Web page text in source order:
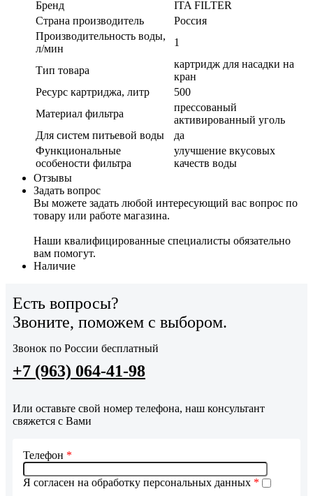
Бренд
ITA FILTER
Страна производитель
Россия
Производительность воды,
л/мин
1
Тип товара
картридж для насадки на
кран
Ресурс картриджа, литр
500
Материал фильтра
прессованый
активированный уголь
Для систем питьевой воды
да
Функциональные
особености фильтра
улучшение вкусовых
качеств воды
Отзывы
Задать вопрос
Вы можете задать любой интересующий вас вопрос по
товару или работе магазина.
Наши квалифицированные специалисты обязательно
вам помогут.
Наличие
Есть вопросы?
Звоните, поможем с выбором.
Звонок по России бесплатный
+7 (963) 064-41-98
Или оставьте свой номер телефона, наш консультант
свяжется с Вами
Я согласен на обработку персональных данных *
Телефон *